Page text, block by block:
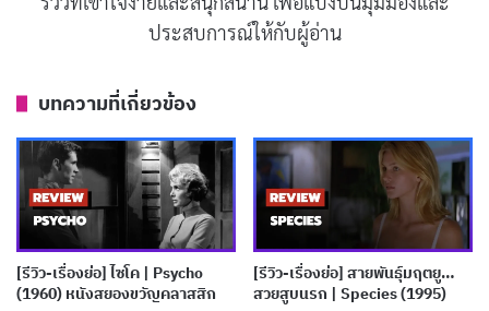
ปลดปล่อยวิญญาณเหล่านั้น แต่เหตุการณ์กลับเลวร้ายเกิน
ประสบการณ์ให้กับผู้อ่าน
บทความที่เกี่ยวข้อง
[รีวิว-เรื่องย่อ] ไซโค | Psycho
(1960) หนังสยองขวัญคลาสสิก
[รีวิว-เรื่องย่อ] สายพันธุ์มฤตยู…
สวยสูบนรก | Species (1995)